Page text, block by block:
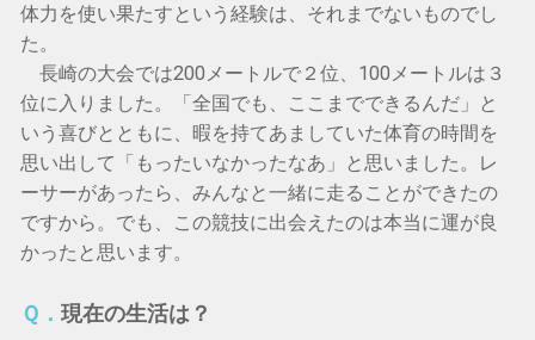
体力を使い果たすという経験は、それまでないものでし
た。
長崎の大会では200メートルで２位、100メートルは３
位に入りました。「全国でも、ここまでできるんだ」と
いう喜びとともに、暇を持てあましていた体育の時間を
思い出して「もったいなかったなあ」と思いました。レ
ーサーがあったら、みんなと一緒に走ることができたの
ですから。でも、この競技に出会えたのは本当に運が良
かったと思います。
Ｑ． 現在の生活は？